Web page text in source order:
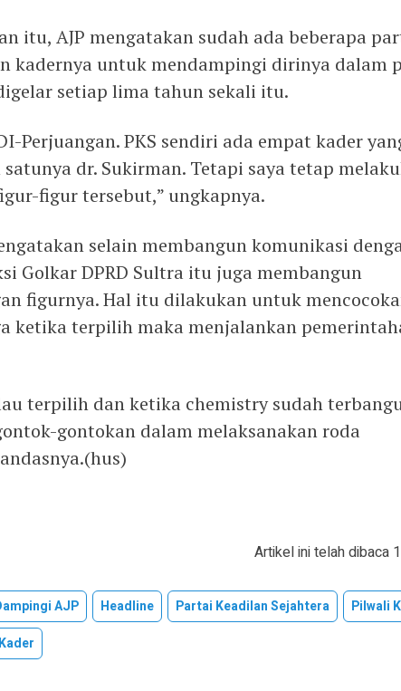
itu, AJP mengatakan sudah ada beberapa
kadernya untuk mendampingi dirinya dalam
setiap lima tahun sekali itu.
Perjuangan. PKS sendiri ada empat kader
dr. Sukirman. Tetapi saya tetap
figur tersebut,” ungkapnya.
selain membangun komunikasi
Golkar DPRD Sultra itu juga membangun
figurnya. Hal itu dilakukan untuk
ketika terpilih maka menjalankan
terpilih dan ketika chemistry sudah
gontokan dalam melaksanakan roda
Artikel ini telah dibaca
AJP Headline Partai Keadilan Sejahtera
Pilwali